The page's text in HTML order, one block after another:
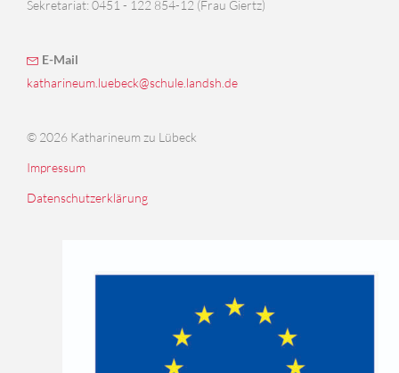
Sekretariat: 0451 - 122 854-12 (Frau Giertz)
E-Mail
katharineum.luebeck@schule.landsh.de
© 2026 Katharineum zu Lübeck
Impressum
Datenschutzerklärung